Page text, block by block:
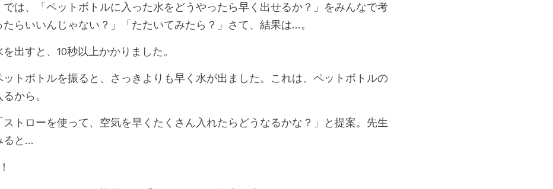
では、「ペットボトルに入った水をどうやったら早く出せるか？」をみんなで考
たらいいんじゃない？」「たたいてみたら？」さて、結果は…。
出すと、10秒以上かかりました。
トボトルを振ると、さっきよりも早く水が出ました。これは、ペットボトルの
から。
トローを使って、空気を早くたくさん入れたらどうなるかな？」と提案。先生
ると…